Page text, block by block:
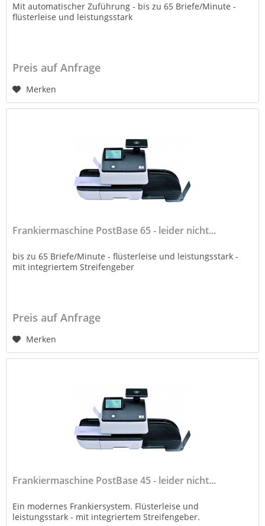
Mit automatischer Zuführung - bis zu 65 Briefe/Minute -
flüsterleise und leistungsstark
Preis auf Anfrage
Merken
Frankiermaschine PostBase 65 - leider nicht...
bis zu 65 Briefe/Minute - flüsterleise und leistungsstark -
mit integriertem Streifengeber
Preis auf Anfrage
Merken
Frankiermaschine PostBase 45 - leider nicht...
Ein modernes Frankiersystem. Flüsterleise und
leistungsstark - mit integriertem Streifengeber.